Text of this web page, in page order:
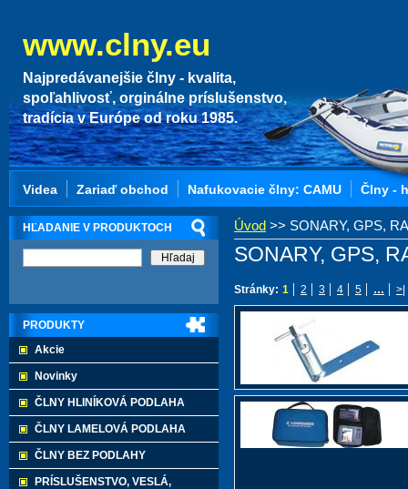
www.clny.eu
Najpredávanejšie člny - kvalita,
spoľahlivosť, orginálne príslušenstvo,
tradícia v Európe od roku 1985.
Úvod >> SONARY, GPS,
SONARY, GPS,
Stránky: 1 2 3 4 5 … >|
HĽADANIE V PRODUKTOCH
PRODUKTY
Akcie
Novinky
ČLNY HLINÍKOVÁ PODLAHA
ČLNY LAMELOVÁ PODLAHA
ČLNY BEZ PODLAHY
PRÍSLUŠENSTVO, VESLÁ,
Videa Zariaď obchod Nafukovacie člny: CAMU Člny -